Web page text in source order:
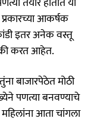
आकर्षक
इतर अनेक वस्तू
करत आहेत.
बाजारपेठेत मोठी
पणत्या बनवण्याचे
आता चांगला